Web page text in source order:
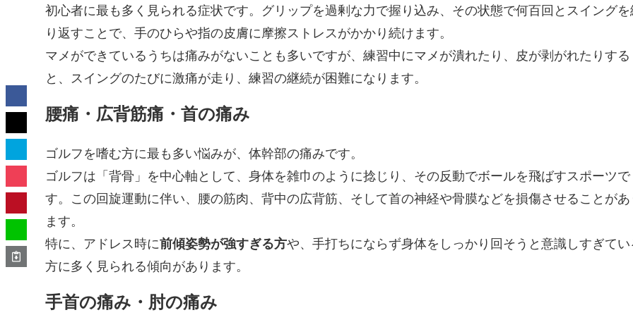
初心者に最も多く見られる症状です。グリップを過剰な力で握り込み、その状態で何百回とスイングを
り返すことで、手のひらや指の皮膚に摩擦ストレスがかかり続けます。
マメができているうちは痛みがないことも多いですが、練習中にマメが潰れたり、皮が剥がれたりする
と、スイングのたびに激痛が走り、練習の継続が困難になります。
腰痛・広背筋痛・首の痛み
ゴルフを嗜む方に最も多い悩みが、体幹部の痛みです。
ゴルフは「背骨」を中心軸として、身体を雑巾のように捻じり、その反動でボールを飛ばすスポーツで
す。この回旋運動に伴い、腰の筋肉、背中の広背筋、そして首の神経や骨膜などを損傷させることがあ
ます。
特に、アドレス時に前傾姿勢が強すぎる方や、手打ちにならず身体をしっかり回そうと意識しすぎてい
方に多く見られる傾向があります。
手首の痛み・肘の痛み